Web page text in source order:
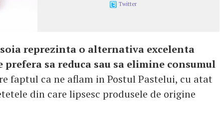
Twitter
reprezinta o alternativa excelenta
sa reduca sau sa elimine consumul
faptul ca ne aflam in Postul Pastelui, cu atat
din care lipsesc produsele de origine